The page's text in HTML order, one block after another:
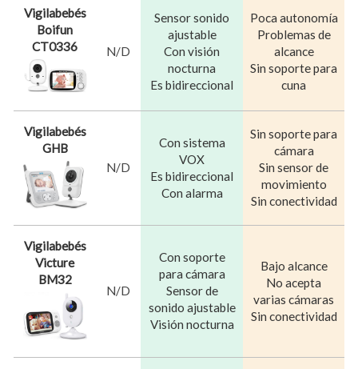
Vigilabebés
Boifun
CT0336
N/D
Sensor sonido
ajustable
Con visión
nocturna
Es bidireccional
Poca autonomía
Problemas de
alcance
Sin soporte para
cuna
Vigilabebés
GHB
N/D
Con sistema
VOX
Es bidireccional
Con alarma
Sin soporte para
cámara
Sin sensor de
movimiento
Sin conectividad
Vigilabebés
Victure
BM32
N/D
Con soporte
para cámara
Sensor de
sonido ajustable
Visión nocturna
Bajo alcance
No acepta
varias cámaras
Sin conectividad